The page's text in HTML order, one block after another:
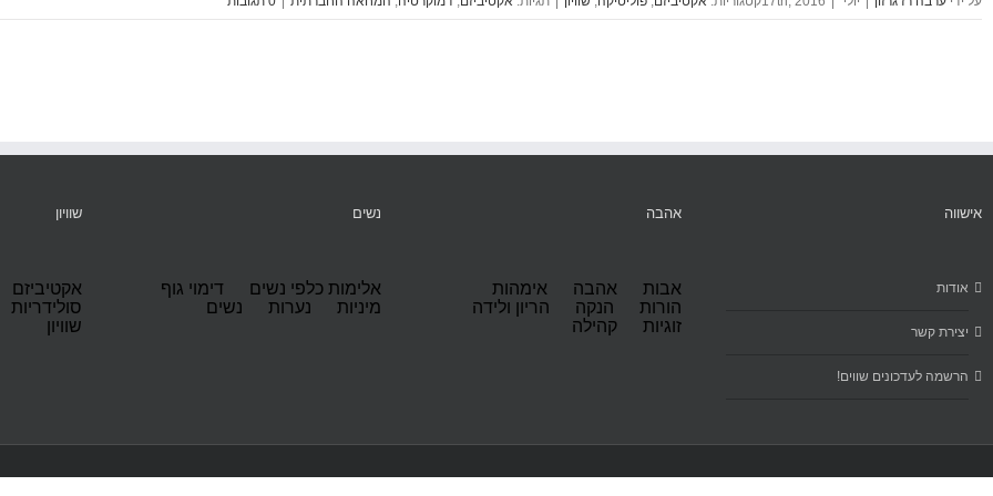
אישווה
אודות
יצירת קשר
הרשמה לעדכונים שווים!
אהבה
אבות אהבה
אימהות
הורות
הנקה
הריון ולידה
זוגיות
קהילה
נשים
אלימות כלפי נשים
דימוי גוף
מיניות
נערות נשים
שוויון
אקטיביזם
סולידריות
שוויון